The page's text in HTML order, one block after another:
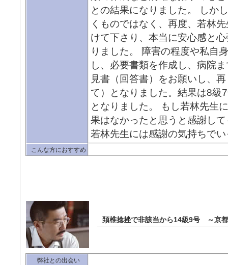
との結果になりました。 しか
くものではなく、再度、若林
けて下さり、本当に安心感と
りました。 障害の程度や私自
し、必要書類を作成し、病院
見書（回答書）をお願いし、
て）となりました。結果は8級
となりました。 もし若林先生
果はなかったと思うと感謝し
若林先生には感謝の気持ちで
こんな方におすすめ
頚椎捻挫で非該当から14級9号 ～京
弊社との出会い